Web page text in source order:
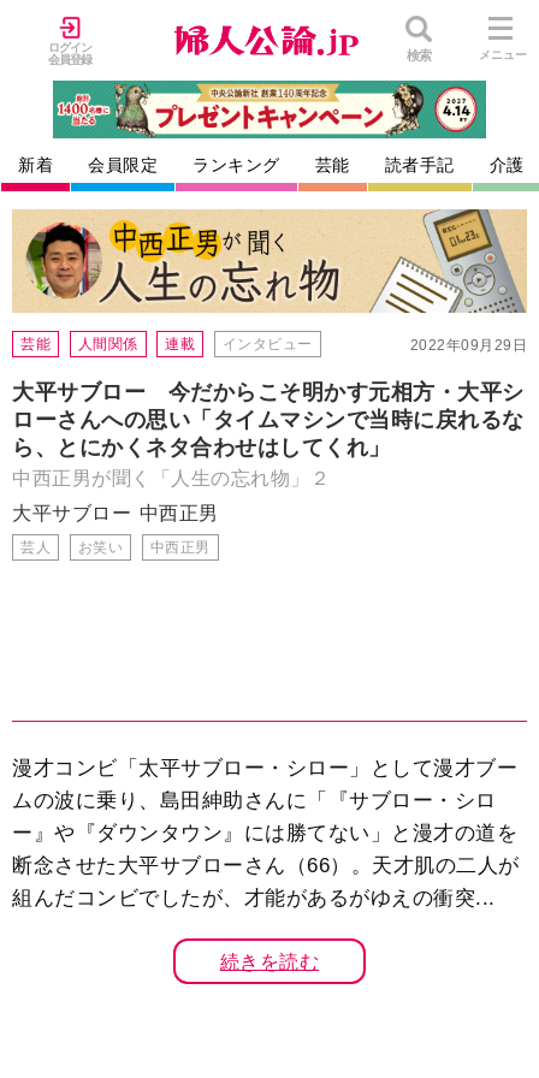
ログイン
会員登録
検索 メニュー
新着 会員限定 ランキング 芸能 読者手記 介護
2022年09月29日
芸能 人間関係 連載 インタビュー
大平サブロー 今だからこそ明かす元相方・大平シ
ローさんへの思い「タイムマシンで当時に戻れるな
ら、とにかくネタ合わせはしてくれ」
中西正男が聞く「人生の忘れ物」２
大平サブロー 中西正男
芸人 お笑い 中西正男
漫才コンビ「太平サブロー・シロー」として漫才ブー
ムの波に乗り、島田紳助さんに「『サブロー・シロ
ー』や『ダウンタウン』には勝てない」と漫才の道を
断念させた大平サブローさん（66）。天才肌の二人が
組んだコンビでしたが、才能があるがゆえの衝突...
続きを読む